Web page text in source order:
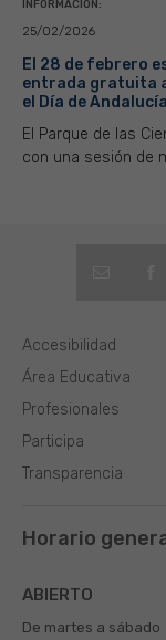
INFORMACIÓN:
25/02/2026
El 28 de febrero
entrada gratuita
el Día de Andalucía
El Parque de las
con una sesión de
Área Educativa
Profesionales
Participa
Transparencia
Accesibilidad
Horario
ABIERTO
De martes a sábado